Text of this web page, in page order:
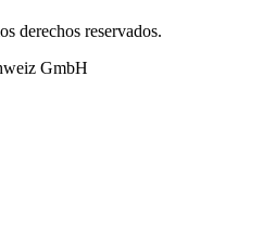
derechos reservados.
GmbH